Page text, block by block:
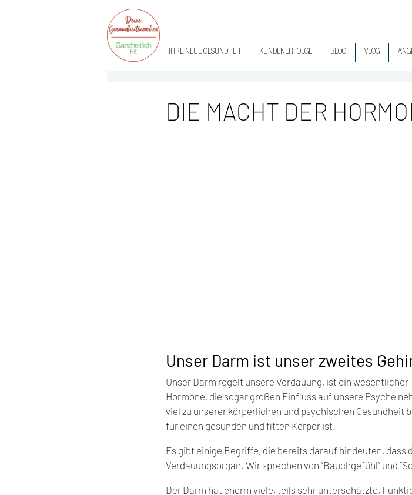
IHRE NEUE GESUNDHEIT KUNDENERFOLGE BLOG VLOG
DIE MACHT DER
Unser Darm ist unser zweites
Unser Darm regelt unsere Verdauung, ist ein
Hormone, die sogar großen Einfluss auf unsere Psyche
viel zu unserer körperlichen und psychischen Gesundheit
für einen gesunden und fitten Körper ist.
Es gibt einige Begriffe, die bereits darauf hindeuten, dass
Verdauungsorgan. Wir sprechen von “Bauchgefühl” und
Der Darm hat enorm viele, teils sehr unterschätzte,